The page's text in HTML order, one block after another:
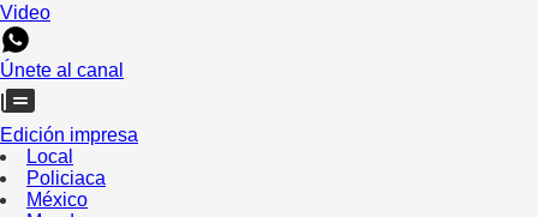
Video
Únete al canal
Edición impresa
Local
Policiaca
México